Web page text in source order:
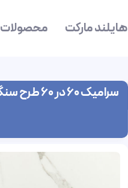
هایلند مارکت محصولات
سرامیک 60 در 60 طرح سنگ